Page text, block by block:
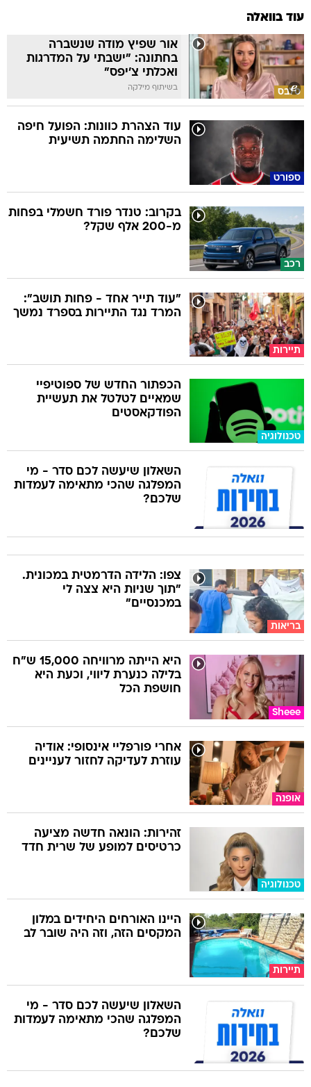
עוד בוואלה
סלבס
אור שפיץ מודה שנשברה
בחתונה: "ישבתי על המדרגות
ואכלתי צ'יפס"
בשיתוף מילקה
ספורט
עוד הצהרת כוונות: הפועל חיפה
השלימה החתמה תשיעית
רכב
בקרוב: טנדר פורד חשמלי בפחות
מ-200 אלף שקל?
תיירות
"עוד תייר אחד - פחות תושב":
המרד נגד התיירות בספרד נמשך
טכנולוגיה
הכפתור החדש של ספוטיפיי
שמאיים לטלטל את תעשיית
הפודקאסטים
השאלון שיעשה לכם סדר - מי
המפלגה שהכי מתאימה לעמדות
שלכם?
בריאות
צפו: הלידה הדרמטית במכונית.
"תוך שניות היא צצה לי
במכנסיים"
Sheee
היא הייתה מרוויחה 15,000 ש"ח
בלילה כנערת ליווי, וכעת היא
חושפת הכל
אופנה
אחרי פורפליי אינסופי: אודיה
עוזרת לעדיקה לחזור לעניינים
טכנולוגיה
זהירות: הונאה חדשה מציעה
כרטיסים למופע של שרית חדד
תיירות
היינו האורחים היחידים במלון
המקסים הזה, וזה היה שובר לב
השאלון שיעשה לכם סדר - מי
המפלגה שהכי מתאימה לעמדות
שלכם?